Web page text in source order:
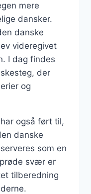
mere
dansker.
danske
videregivet
I dag findes
der
og
også ført til,
danske
som en
svær er
tilberedning